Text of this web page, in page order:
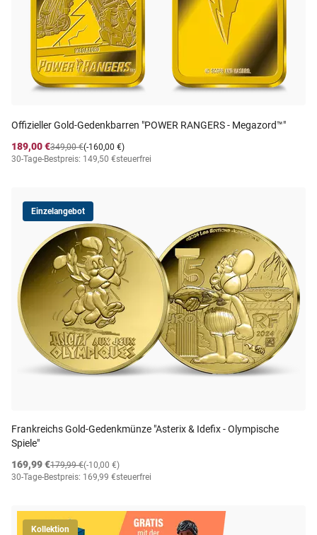
Offizieller Gold-Gedenkbarren "POWER RANGERS - Megazord™"
189,00 €
(-160,00 €)
349,00 €
30-Tage-Bestpreis: 149,50 €steuerfrei
Einzelangebot
Frankreichs Gold-Gedenkmünze "Asterix & Idefix - Olympische
Spiele"
169,99 €
(-10,00 €)
179,99 €
30-Tage-Bestpreis: 169,99 €steuerfrei
Kollektion